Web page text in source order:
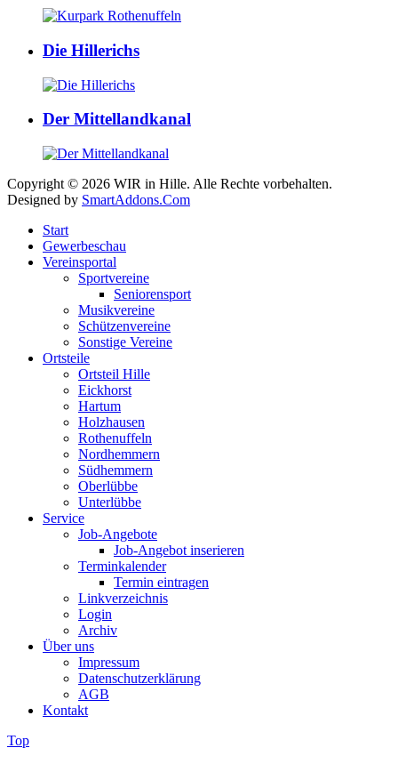
Die Hillerichs
Der Mittellandkanal
Copyright © 2026 WIR in Hille. Alle Rechte vorbehalten.
Designed by SmartAddons.Com
Start
Gewerbeschau
Vereinsportal
Sportvereine
Seniorensport
Musikvereine
Schützenvereine
Sonstige Vereine
Ortsteile
Ortsteil Hille
Eickhorst
Hartum
Holzhausen
Rothenuffeln
Nordhemmern
Südhemmern
Oberlübbe
Unterlübbe
Service
Job-Angebote
Job-Angebot inserieren
Terminkalender
Termin eintragen
Linkverzeichnis
Login
Archiv
Über uns
Impressum
Datenschutzerklärung
AGB
Kontakt
Top